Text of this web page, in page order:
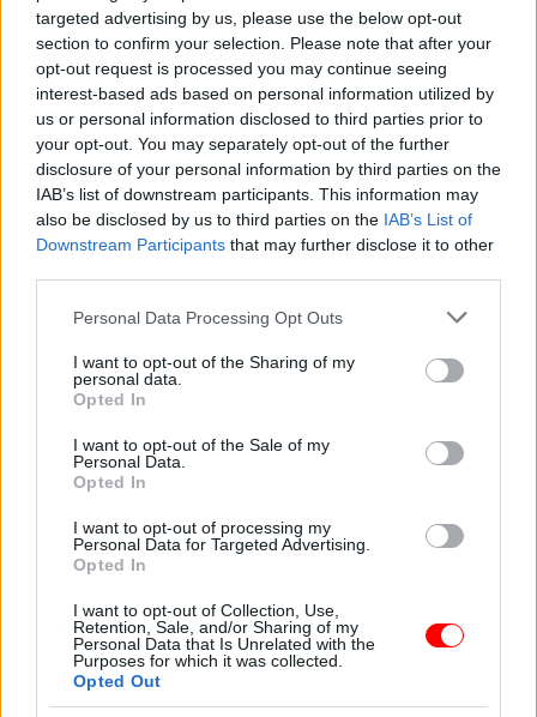
targeted advertising by us, please use the below opt-out
section to confirm your selection. Please note that after your
opt-out request is processed you may continue seeing
interest-based ads based on personal information utilized by
us or personal information disclosed to third parties prior to
your opt-out. You may separately opt-out of the further
disclosure of your personal information by third parties on the
IAB’s list of downstream participants. This information may
also be disclosed by us to third parties on the IAB’s List of
Downstream Participants that may further disclose it to other
Please note that this website/app uses one or more Google
not limited to your visit or usage behaviour. You may click to
grant or deny consent to Google and its third-party tags to
use your data for below specified purposes in below Google
consent section.
Personal Data Processing Opt Outs
I want to opt-out of the Sharing of my
personal data.
Opted In
I want to opt-out of the Sale of my
Personal Data.
Opted In
I want to opt-out of processing my
Personal Data for Targeted Advertising.
Opted In
I want to opt-out of Collection, Use,
Retention, Sale, and/or Sharing of my
Personal Data that Is Unrelated with the
Purposes for which it was collected.
Opted Out
4 éves kisfiam a
legjobb barátnőmre
mutatott és…
3 évesen fogadtam
örökbe a kislányt egy
halálos…
15 évig úgy neveltem
15 éve eltemettem a
gyereket, de a férjem
könyörgött érte
hogy elvesztettem az
A férjem arra kért,
hogy aludjak a
garázsban, amíg…
Egy nő videózni
kezdett, miközben a
strandon…